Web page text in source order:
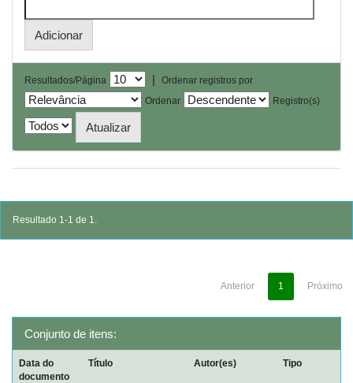
Resultados/Página |
Ordenar registros por
Ordenar
Registro(s)
Resultado 1-1 de 1.
Anterior 1 Próximo
Conjunto de itens:
Data do
documento
Título Autor(es) Tipo